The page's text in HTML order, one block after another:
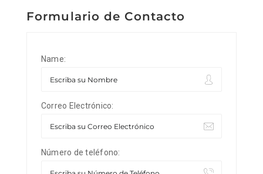
Formulario de Contacto
Name:
Correo Electrónico:
Número de teléfono: